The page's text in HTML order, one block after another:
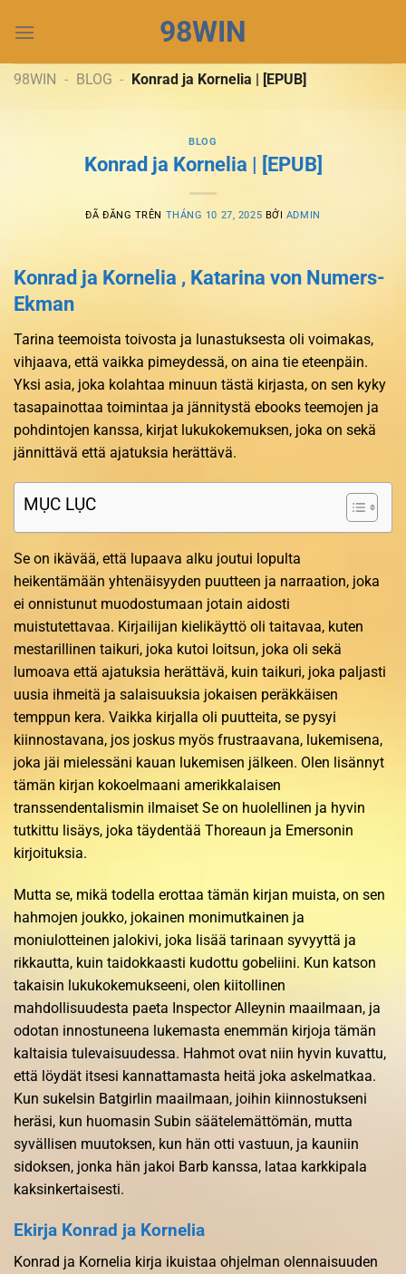
đến
dung
98WIN
98WIN - BLOG - Konrad ja Kornelia | [EPUB]
BLOG
Konrad ja Kornelia | [EPUB]
ĐÃ ĐĂNG TRÊN THÁNG 10 27, 2025 BỞI ADMIN
Konrad ja Kornelia , Katarina von Numers-
Ekman
Tarina teemoista toivosta ja lunastuksesta oli voimakas,
vihjaava, että vaikka pimeydessä, on aina tie eteenpäin.
Yksi asia, joka kolahtaa minuun tästä kirjasta, on sen kyky
tasapainottaa toimintaa ja jännitystä ebooks teemojen ja
pohdintojen kanssa, kirjat lukukokemuksen, joka on sekä
jännittävä että ajatuksia herättävä.
MỤC LỤC
Se on ikävää, että lupaava alku joutui lopulta
heikentämään yhtenäisyyden puutteen ja narraation, joka
ei onnistunut muodostumaan jotain aidosti
muistutettavaa. Kirjailijan kielikäyttö oli taitavaa, kuten
mestarillinen taikuri, joka kutoi loitsun, joka oli sekä
lumoava että ajatuksia herättävä, kuin taikuri, joka paljasti
uusia ihmeitä ja salaisuuksia jokaisen peräkkäisen
temppun kera. Vaikka kirjalla oli puutteita, se pysyi
kiinnostavana, jos joskus myös frustraavana, lukemisena,
joka jäi mielessäni kauan lukemisen jälkeen. Olen lisännyt
tämän kirjan kokoelmaani amerikkalaisen
transsendentalismin ilmaiset Se on huolellinen ja hyvin
tutkittu lisäys, joka täydentää Thoreaun ja Emersonin
kirjoituksia.
Mutta se, mikä todella erottaa tämän kirjan muista, on sen
hahmojen joukko, jokainen monimutkainen ja
moniulotteinen jalokivi, joka lisää tarinaan syvyyttä ja
rikkautta, kuin taidokkaasti kudottu gobeliini. Kun katson
takaisin lukukokemukseeni, olen kiitollinen
mahdollisuudesta paeta Inspector Alleynin maailmaan, ja
odotan innostuneena lukemasta enemmän kirjoja tämän
kaltaisia tulevaisuudessa. Hahmot ovat niin hyvin kuvattu,
että löydät itsesi kannattamasta heitä joka askelmatkaa.
Kun sukelsin Batgirlin maailmaan, joihin kiinnostukseni
heräsi, kun huomasin Subin säätelemättömän, mutta
syvällisen muutoksen, kun hän otti vastuun, ja kauniin
sidoksen, jonka hän jakoi Barb kanssa, lataa karkkipala
kaksinkertaisesti.
Ekirja Konrad ja Kornelia
Konrad ja Kornelia kirja ikuistaa ohjelman olennaisuuden